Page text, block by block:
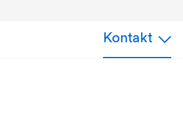
Kontakt